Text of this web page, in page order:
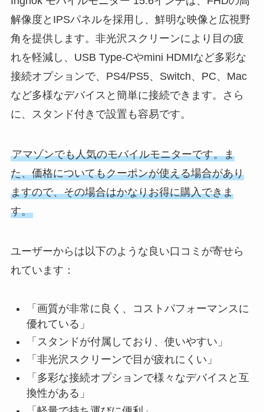
解像度とIPSパネルを採用し、鮮明な映像と広視野
角を提供します。非光沢スクリーンにより目の疲
れを軽減し、USB Type-Cやmini HDMIなど多彩な
接続オプションで、PS4/PS5、Switch、PC、Mac
など多様なデバイスと簡単に接続できます。さら
に、スタンド付きで設置も容易です。
アマゾンでも人気のモバイルモニターです。ま
た、価格についてもクーポンが使える場合があり
ますので、その場合はかなりお得に購入できま
す。
ユーザーからは以下のような良い口コミが寄せら
れています：
「画質が非常に良く、コストパフォーマンスに
優れている」
「スタンドが付属しており、使いやすい」
「非光沢スクリーンで目が疲れにくい」
「多彩な接続オプションで様々なデバイスと互
換性がある」